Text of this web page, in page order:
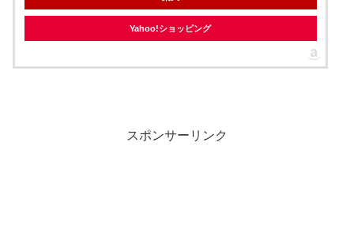
Yahoo!ショッピング
スポンサーリンク